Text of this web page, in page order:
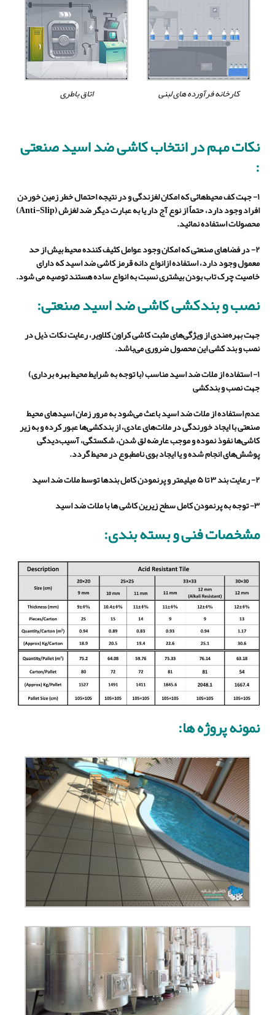
کارخانه فرآورده های لبنی اتاق باطری
نکات مهم در انتخاب کاشی ضد اسید صنعتی
:
۱- جهت کف محیط‌هائی که امکان لغزندگی و در نتیجه احتمال خطر زمین خوردن
افراد وجود دارد، حتماً از نوع آج دار یا به عبارت دیگر ضد لغزش (Anti-Slip
)
محصولات استفاده نمائید.
۲- در فضاهای صنعتی که امکان وجود عوامل کثیف کننده محیط بیش از حد
معمول وجود دارد، استفاده ازانواع دانه قرمز کاشی ضد اسید که دارای
خاصیت چرک تاب بودن بیشتری نسبت به انواع ساده هستند توصیه می شود.
نصب و بندکشی کاشی ضد اسید صنعتی:
جهت بهره‌مندی از ویژگی‌های مثبت کاشی کراون کلاویر، رعایت نکات ذیل در
نصب و بند کشی این محصول ضروری می‌باشد.
۱- استفاده از ملات ضد اسید مناسب (با توجه به شرایط محیط بهره برداری)
جهت نصب و بندکشی
عدم استفاده از ملات ضد اسید باعث می‌شود به مرور زمان اسیدهای محیط
صنعتی با ایجاد خورندگی در ملات‌های عادی، از بندکشی‌ها عبور کرده و به زیر
کاشی‌ها نفوذ نموده و موجب عارضه لق شدن، شکستگی، آسیب‌دیدگی
پوششهای انجام شده و یا ایجاد بوی نامطبوع در محیط گردد.
۲- رعایت بند ۳ تا ۵ میلیمتر و پرنمودن کامل بندها توسط ملات ضد اسید
۳- توجه به پرنمودن کامل سطح زیرین کاشی ها با ملات ضد اسید
مشخصات فنی و بسته بندی:
نمونه پروژه ها: